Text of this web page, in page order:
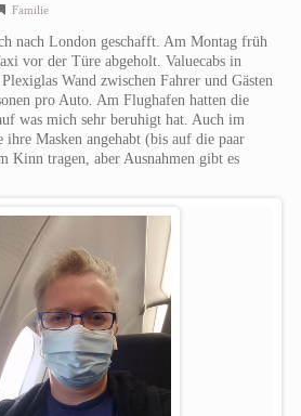
Familie
nach London geschafft. Am Montag früh
vor der Türe abgeholt. Valuecabs in
Wand zwischen Fahrer und Gästen
pro Auto. Am Flughafen hatten die
was mich sehr beruhigt hat. Auch im
ihre Masken angehabt (bis auf die paar
Kinn tragen, aber Ausnahmen gibt es